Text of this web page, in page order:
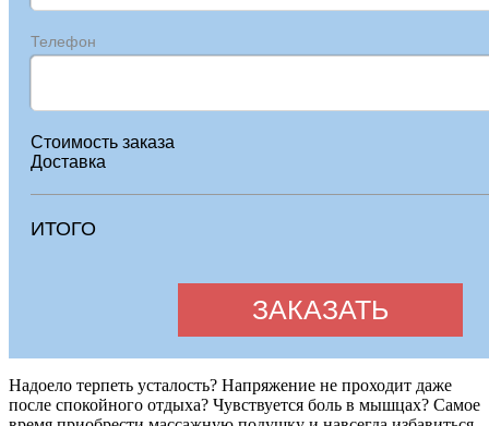
Телефон
Стоимость заказа
Доставка
ИТОГО
Надоело терпеть усталость? Напряжение не проходит даже
после спокойного отдыха? Чувствуется боль в мышцах? Самое